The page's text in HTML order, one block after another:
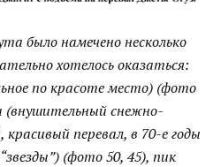
было намечено несколько
хотелось оказаться:
по красоте место) (фото
(внушительный снежно-
перевал, в 70-е годы
(фото 50, 45), пик